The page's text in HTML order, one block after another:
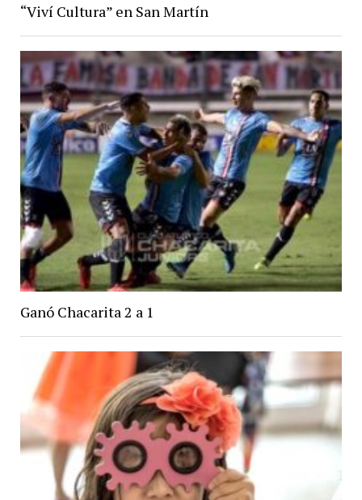
“Viví Cultura” en San Martín
Ganó Chacarita 2 a 1